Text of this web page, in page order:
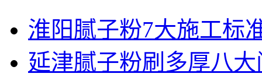
淮阳腻子粉7大施工标
延津腻子粉刷多厚八